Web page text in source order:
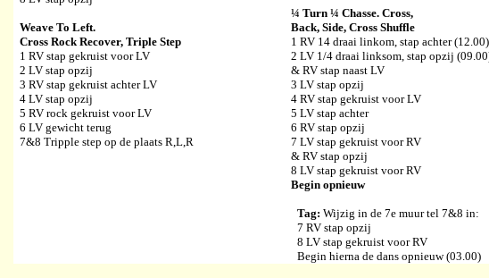
Weave To Left.
Cross Rock Recover, Triple Step
1 RV stap gekruist voor LV
2 LV stap opzij
3 RV stap gekruist achter LV
4 LV stap opzij
5 RV rock gekruist voor LV
6 LV gewicht terug
7&8 Tripple step op de plaats R,L,R
¼ Turn ¼ Chasse. Cross,
Back, Side, Cross Shuffle
1 RV 14 draai linkom, stap achter (12.00)
2 LV 1/4 draai linksom, stap opzij
& RV stap naast LV
3 LV stap opzij
4 RV stap gekruist voor LV
5 LV stap achter
6 RV stap opzij
7 LV stap gekruist voor RV
& RV stap opzij
8 LV stap gekruist voor RV
Begin opnieuw
Tag: Wijzig in de 7e muur tel 7&8 in:
7 RV stap opzij
8 LV stap gekruist voor RV
Begin hierna de dans opnieuw (03.00)